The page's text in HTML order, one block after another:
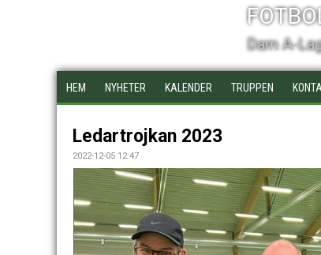
Dam A-
HEM NYHETER KALENDER TRUPPEN
Ledartrojkan 2023
2022-12-05 12:47